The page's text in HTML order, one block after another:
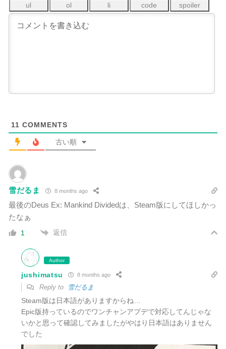
11 COMMENTS
古い順
雪だるま 8 months ago
最後のDeus Ex: Mankind Dividedは、Steam版にしてほしかっ
たなぁ
1 返信
Author
jushimatsu 8 months ago
Reply to 雪だるま
Steam版は日本語がありますからね…
Epic版持っているのでワンチャンアプデで対応してんじゃな
いかと思って確認してみましたがやはり日本語はありません
でした